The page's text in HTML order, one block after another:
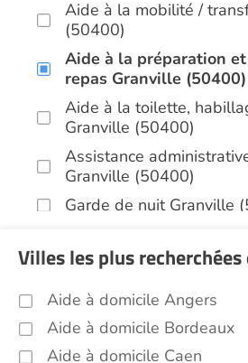
Aide à la mobilité /
(50400)
Aide à la préparation
repas Granville (50400)
Aide à la toilette,
Granville (50400)
Assistance
Granville (50400)
Garde de nuit Granville
Jardinage Granville
Aide aux courses
Entretien du cadre de
repassage, gestion du
Villes les plus recherchées
Aide à domicile Angers
Aide à domicile Bordeaux
Aide à domicile Caen